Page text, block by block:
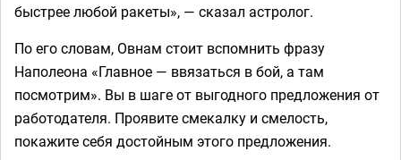
быстрее любой ракеты», — сказал астролог.
По его словам, Овнам стоит вспомнить фразу
Наполеона «Главное — ввязаться в бой, а там
посмотрим». Вы в шаге от выгодного предложения от
работодателя. Проявите смекалку и смелость,
покажите себя достойным этого предложения.